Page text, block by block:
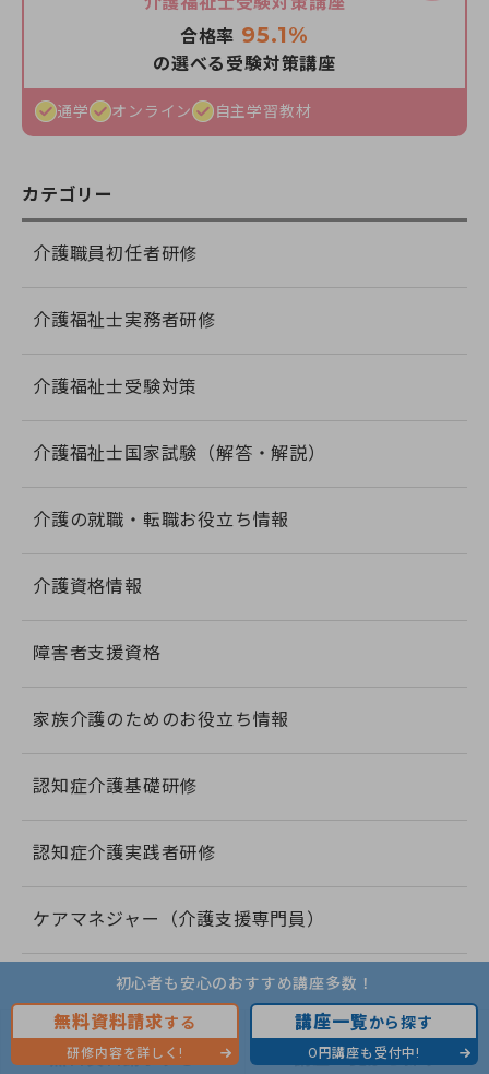
無料資料請求する 講座一覧から探す
初心者も安心のおすすめ講座多数！
無料資料請求する
研修内容を詳しく!
講座一覧から探す
0円講座も受付中!
合格率 95.1%
の選べる受験対策講座
通学 オンライン 自主学習教材
カテゴリー
介護職員初任者研修
介護福祉士実務者研修
介護福祉士受験対策
介護福祉士国家試験（解答・解説）
介護の就職・転職お役立ち情報
介護資格情報
障害者支援資格
家族介護のためのお役立ち情報
認知症介護基礎研修
認知症介護実践者研修
ケアマネジャー（介護支援専門員）
よく読まれている記事